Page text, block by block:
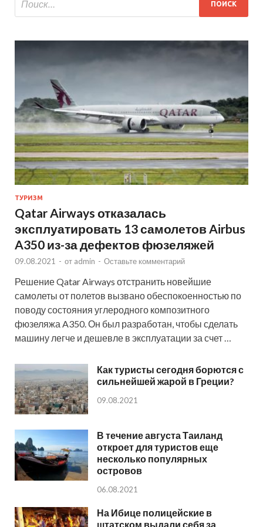
ТУРИЗМ
Qatar Airways отказалась
эксплуатировать 13 самолетов Airbus
A350 из-за дефектов фюзеляжей
09.08.2021 - от admin - Оставьте комментарий
Решение Qatar Airways отстранить новейшие
самолеты от полетов вызвано обеспокоенностью по
поводу состояния углеродного композитного
фюзеляжа A350. Он был разработан, чтобы сделать
машину легче и дешевле в эксплуатации за счет …
Как туристы сегодня борются с
сильнейшей жарой в Греции?
09.08.2021
В течение августа Таиланд
откроет для туристов еще
несколько популярных
островов
06.08.2021
На Ибице полицейские в
штатском выдали себя за